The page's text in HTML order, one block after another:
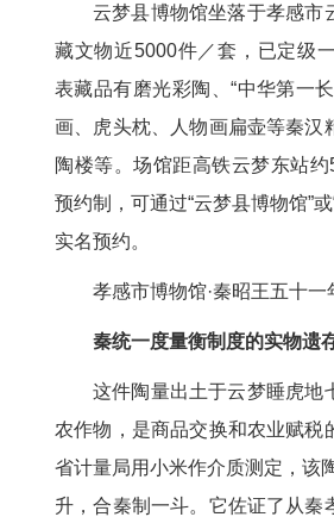
云梦县博物馆坐落于孝感市
藏文物近5000件／套，已定级
表藏品有磨光彩陶、“中华第一
画、虎头枕、人物画扁壶等秦汉
陶楼等。场馆距高铁云梦东站
预约制，可通过“云梦县博物馆”
实名预约。
孝感市博物馆·秦昭王五十一
秦统一度量衡制度的实物遗
这件陶量出土于云梦睡虎地
农作物，是商品交换和农业赋税
省计量局用小米作介质测定，该
升，合秦制一斗。它佐证了从秦